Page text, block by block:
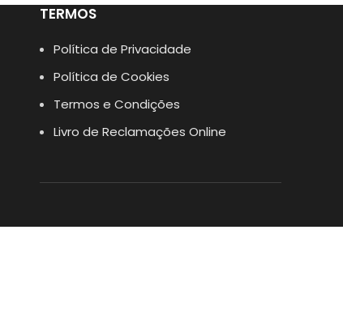
TERMOS
Política de Privacidade
Política de Cookies
Termos e Condições
Livro de Reclamações Online